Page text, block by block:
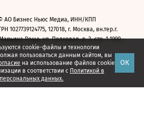
cookie-файлы и технологии
пользоваться данным сайтом, вы
на использование файлов cookie
в соответствии с Политикой в
данных.
ОК
АО Бизнес Ньюс Медиа, ИНН/КПП
1027739124775, 127018, г. Москва, вн.тер.г.
Роща, ул. Полковая, д. 3, стр. 1 1999—